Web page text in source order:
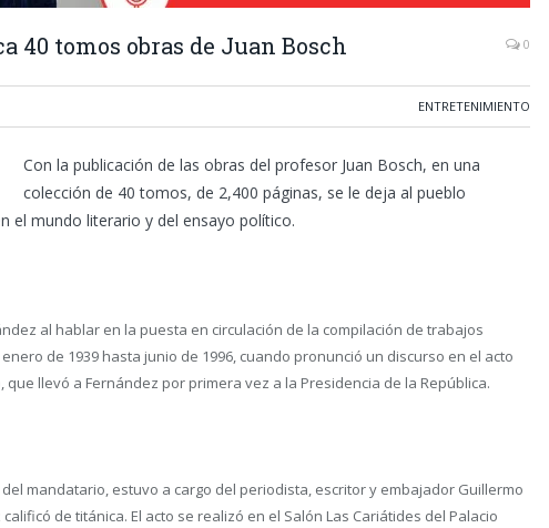
40 tomos obras de Juan Bosch 0
ENTRETENIMIENTO
Con la publicación de las obras del profesor Juan Bosch, en una
colección de 40 tomos, de 2,400 páginas, se le deja al pueblo
el mundo literario y del ensayo político.
al hablar en la puesta en circulación de la compilación de trabajos
de 1939 hasta junio de 1996, cuando pronunció un discurso en el acto
que llevó a Fernández por primera vez a la Presidencia de la República.
mandatario, estuvo a cargo del periodista, escritor y embajador Guillermo
de titánica. El acto se realizó en el Salón Las Cariátides del Palacio